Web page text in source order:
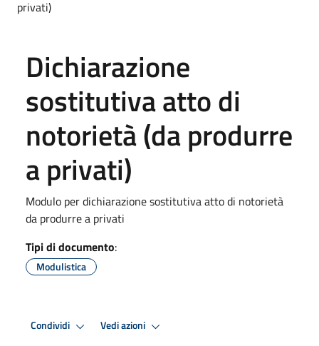
privati)
Dichiarazione
sostitutiva atto di
notorietà (da produrre
a privati)
Modulo per dichiarazione sostitutiva atto di notorietà
da produrre a privati
Tipi di documento:
Modulistica
Condividi Vedi azioni